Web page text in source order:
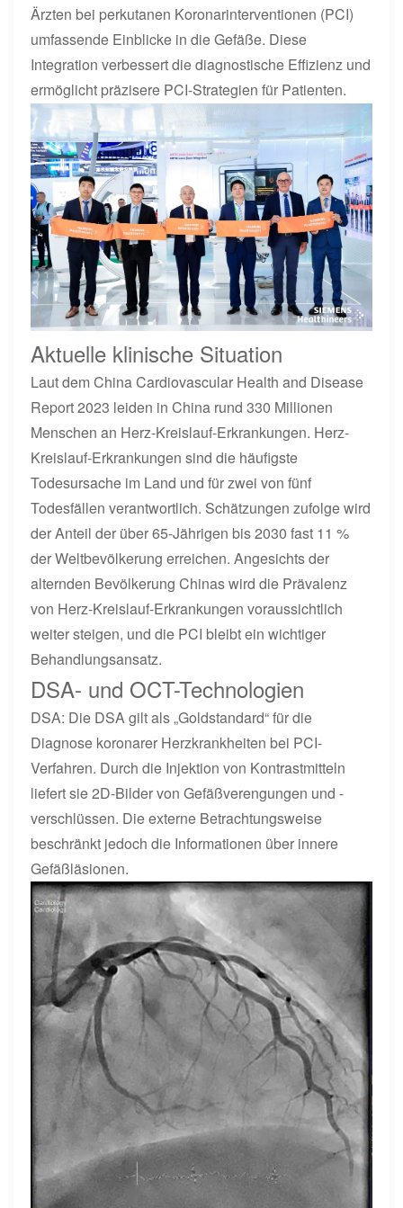
Ärzten bei perkutanen Koronarinterventionen (PCI)
umfassende Einblicke in die Gefäße. Diese
Integration verbessert die diagnostische Effizienz und
ermöglicht präzisere PCI-Strategien für Patienten.
Aktuelle klinische Situation
Laut dem China Cardiovascular Health and Disease
Report 2023 leiden in China rund 330 Millionen
Menschen an Herz-Kreislauf-Erkrankungen. Herz-
Kreislauf-Erkrankungen sind die häufigste
Todesursache im Land und für zwei von fünf
Todesfällen verantwortlich. Schätzungen zufolge wird
der Anteil der über 65-Jährigen bis 2030 fast 11 %
der Weltbevölkerung erreichen. Angesichts der
alternden Bevölkerung Chinas wird die Prävalenz
von Herz-Kreislauf-Erkrankungen voraussichtlich
weiter steigen, und die PCI bleibt ein wichtiger
Behandlungsansatz.
DSA- und OCT-Technologien
DSA: Die DSA gilt als „Goldstandard“ für die
Diagnose koronarer Herzkrankheiten bei PCI-
Verfahren. Durch die Injektion von Kontrastmitteln
liefert sie 2D-Bilder von Gefäßverengungen und -
verschlüssen. Die externe Betrachtungsweise
beschränkt jedoch die Informationen über innere
Gefäßläsionen.